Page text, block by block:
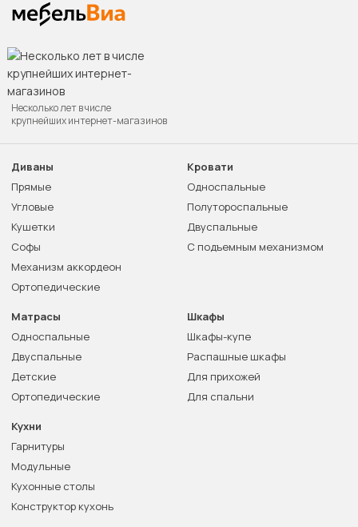
Несколько лет в числе
крупнейших интернет-магазинов
Диваны
Прямые
Угловые
Кушетки
Софы
Механизм аккордеон
Ортопедические
Кровати
Односпальные
Полутороспальные
Двуспальные
С подъемным механизмом
Матрасы
Односпальные
Двуспальные
Детские
Ортопедические
Шкафы
Шкафы-купе
Распашные шкафы
Для прихожей
Для спальни
Кухни
Гарнитуры
Модульные
Кухонные столы
Конструктор кухонь